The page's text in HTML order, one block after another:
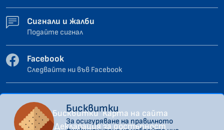
Сигнали и жалби
Подайте сигнал
Facebook
Следвайте ни във Facebook
Бисквитки Карта на сайта
Декларация за достъпност
Бисквитки
За осигуряване на правилното